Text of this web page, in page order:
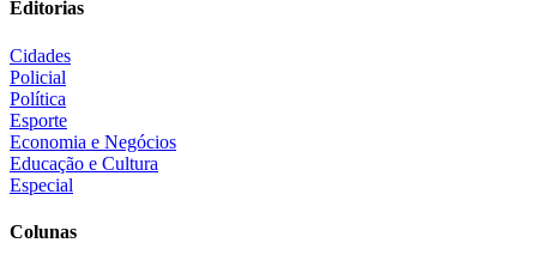
Editorias
Cidades
Policial
Política
Esporte
Economia e Negócios
Educação e Cultura
Especial
Colunas